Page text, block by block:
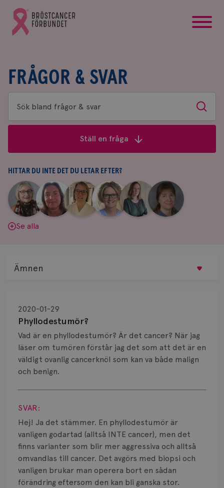
Gå
till
Bröstcancerförbundets
FRÅGOR & SVAR
Sök
bland
&
svar
Sök
Ställ en fråga
HITTAR DU INTE DET DU LETAR EFTER?
Aina
Johnsson
|
Anne
Andersson
Fredrika
Killander
|
Jeanette
Bäcklund
|
Maria
Edegran
|
Yvette
Andersson
Se alla
Phyllodestumör?
2020-01-29
Vad är en phyllodestumör? Är det cancer? När jag
läser om tumören förstår jag det som att det är en
väldigt ovanlig cancerknöl som kan va både malign
och benign.
Visa svar
SVAR:
Hej! Ja det stämmer. En phyllodestumör är
vanligen godartad (alltså INTE cancer), men det
finns varianter som blir mer aggressiva och alltså
omvandlas till cancer. Det avgörs med biopsi och
vanligen brukar man operera bort en sådan
förändring eftersom den kan bli ganska stor.
Ämnen
Biopsi
Biverkningar
Bröstvårta
Läkemedel
Typ av bröstcancer
Smärta
Prognos